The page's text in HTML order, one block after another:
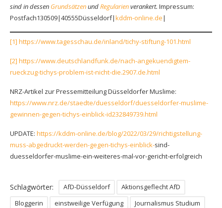
sind in dessen GrundsätzenundRegularienverankert. Impressum:
Postfach130509|40555Düsseldorf|kddm-online.de|
[1] https://www.tagesschau.de/inland/tichy-stiftung-101.html
[2] https://www.deutschlandfunk.de/nach-angekuendigtem-
rueckzug-tichys-problem-ist-nicht-die.2907.de.html
NRZ-Artikel zur Pressemitteilung Düsseldorfer Muslime:
https://www.nrz.de/staedte/duesseldorf/duesseldorfer-muslime-
gewinnen-gegen-tichys-einblick-id232849739.html
UPDATE: https://kddm-online.de/blog/2022/03/29/richtigstellung-
muss-abgedruckt-werden-gegen-tichys-einblick-sind-
duesseldorfer-muslime-ein-weiteres-mal-vor-gericht-erfolgreich
Schlagwörter: AfD-Düsseldorf
Aktionsgeflecht AfD
Bloggerin
einstweilige Verfügung
Journalismus Studium